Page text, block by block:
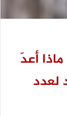
أعدّ
لعدد